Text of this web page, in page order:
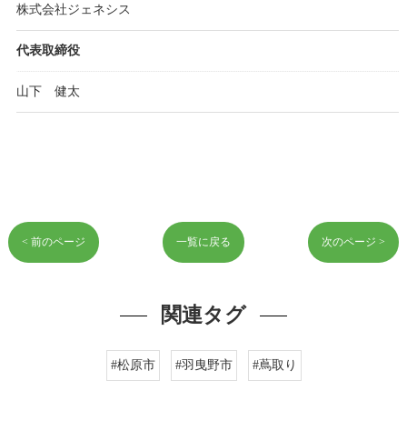
株式会社ジェネシス
代表取締役
山下 健太
< 前のページ 一覧に戻る 次のページ >
関連タグ
#松原市 #羽曳野市 #蔦取り